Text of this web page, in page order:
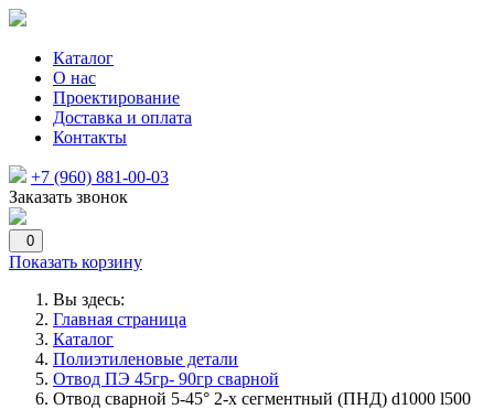
Каталог
О нас
Проектирование
Доставка и оплата
Контакты
+7 (960) 881-00-03
Заказать звонок
0
Показать корзину
Вы здесь:
Главная страница
Каталог
Полиэтиленовые детали
Отвод ПЭ 45гр- 90гр сварной
Отвод сварной 5-45° 2-х сегментный (ПНД) d1000 l500